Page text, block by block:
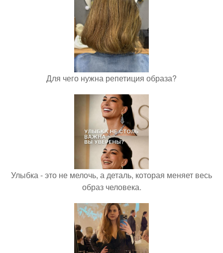
Для чего нужна репетиция образа?
Улыбка - это не мелочь, а деталь, которая меняет весь
образ человека.